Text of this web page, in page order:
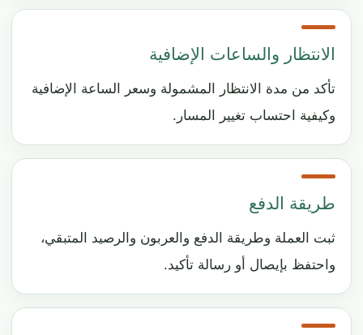
الانتظار والساعات الإضافية
تأكد من مدة الانتظار المشمولة وسعر الساعة الإضافية
وكيفية احتساب تغيير المسار.
طريقة الدفع
ثبت العملة وطريقة الدفع والعربون والرصيد المتبقي،
واحتفظ بإيصال أو رسالة تأكيد.